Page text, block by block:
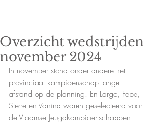
Overzicht wedstrijden
november 2024
In november stond onder andere het
provinciaal kampioenschap lange
afstand op de planning. En Largo, Febe,
Sterre en Vanina waren geselecteerd voor
de Vlaamse Jeugdkampioenschappen.